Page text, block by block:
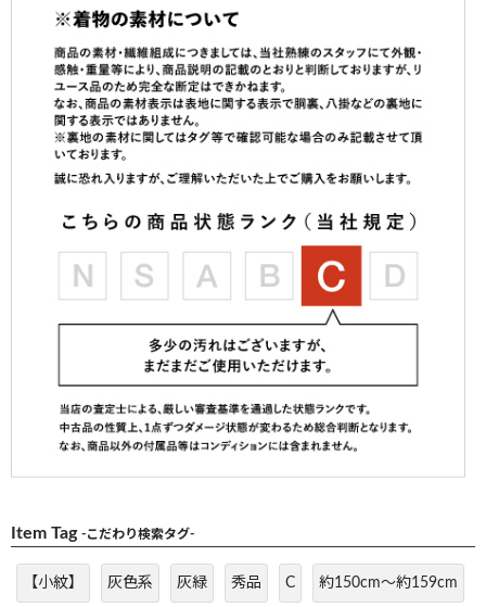
Item Tag -こだわり検索タグ-
【小紋】 灰色系 灰緑 秀品 C 約150cm～約159cm